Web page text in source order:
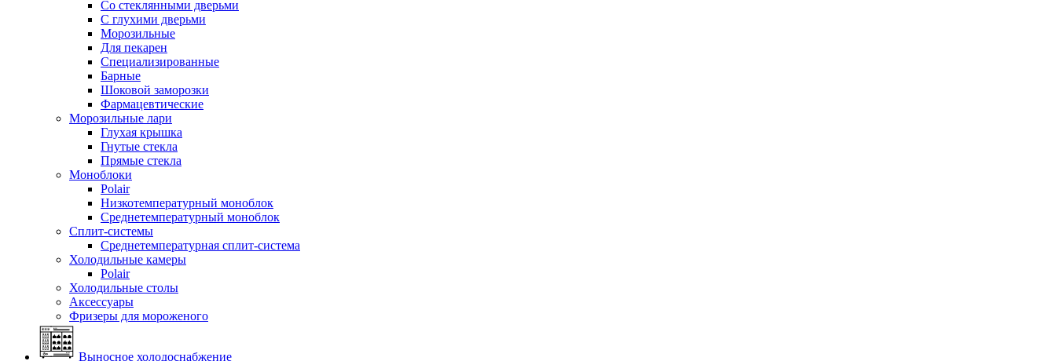
Со стеклянными дверьми
С глухими дверьми
Морозильные
Для пекарен
Специализированные
Барные
Шоковой заморозки
Фармацевтические
Морозильные лари
Глухая крышка
Гнутые стекла
Прямые стекла
Моноблоки
Polair
Низкотемпературный моноблок
Среднетемпературный моноблок
Сплит-системы
Среднетемпературная сплит-система
Холодильные камеры
Polair
Холодильные столы
Аксессуары
Фризеры для мороженого
Выносное холодоснабжение